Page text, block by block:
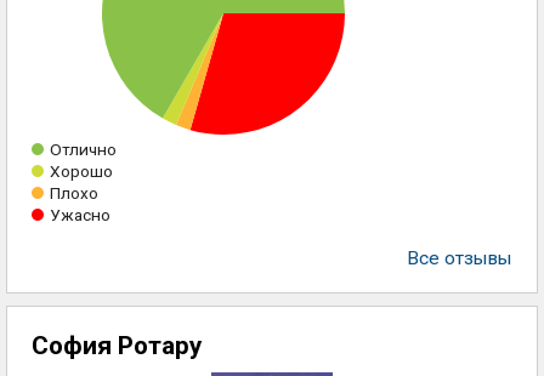
Отлично
Хорошо
Плохо
Ужасно
Все отзывы
София Ротару